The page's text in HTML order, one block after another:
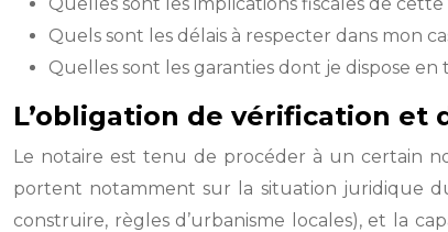
Quels sont les délais à respecter dans mon
Quelles sont les garanties dont je dispose
L’obligation de vérification et
Le notaire est tenu de procéder à un certain
portent notamment sur la situation juridique
construire, règles d’urbanisme locales), et la